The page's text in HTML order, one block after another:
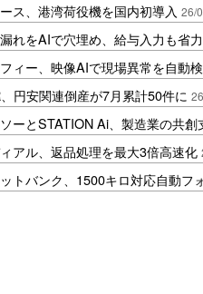
ス、港湾荷役機を国内初導入 26/
れをAIで穴埋め、給与入力も省
ィー、映像AIで現場異常を自動
円安関連倒産が7月累計50件に
ーとSTATION Ai、製造業の共創
アル、返品処理を最大3倍高速化
トバンク、1500キロ対応自動フ